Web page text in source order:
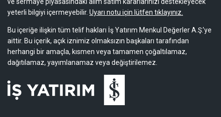
ve sermaye piyasasındaki alım satım kararlarınızı destekleyecek
yeterli bilgiyi içermeyebilir. Uyarı notu için lütfen tıklayınız.
Bu içeriğe ilişkin tüm telif hakları İş Yatırım Menkul Değerler A.Ş.’ye
aittir. Bu içerik, açık iznimiz olmaksızın başkaları tarafından
herhangi bir amaçla, kısmen veya tamamen çoğaltılamaz,
dağıtılamaz, yayımlanamaz veya değiştirilemez.